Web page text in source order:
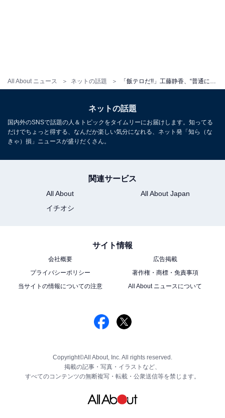
All About ニュース ネットの話題 「飯テロだ!!」工藤静香、“普通に焼き豚”豪快な料理姿に反響！ 「手慣れてる」「早送りかと」
ネットの話題
国内外のSNSで話題の人＆トピックをタイムリーにお届けします。知ってる
だけでちょっと得する、なんだか楽しい気分になれる、ネット発「知ら（な
きゃ）損」ニュースが盛りだくさん。
関連サービス
All About
All About Japan
イチオシ
サイト情報
会社概要
広告掲載
プライバシーポリシー
著作権・商標・免責事項
当サイトの情報についての注意
All About ニュースについて
Copyright©All About, Inc. All rights reserved.
掲載の記事・写真・イラストなど、
すべてのコンテンツの無断複写・転載・公衆送信等を禁じます。